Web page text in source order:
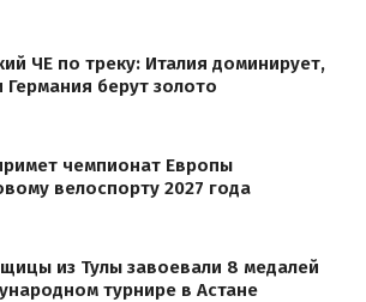
ЧЕ по треку: Италия доминирует,
Германия берут золото
чемпионат Европы
велоспорту 2027 года
из Тулы завоевали 8 медалей
турнире в Астане